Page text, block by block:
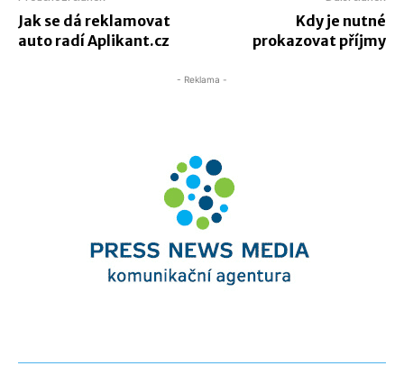
Jak se dá reklamovat
auto radí Aplikant.cz
Kdy je nutné
prokazovat příjmy
- Reklama -